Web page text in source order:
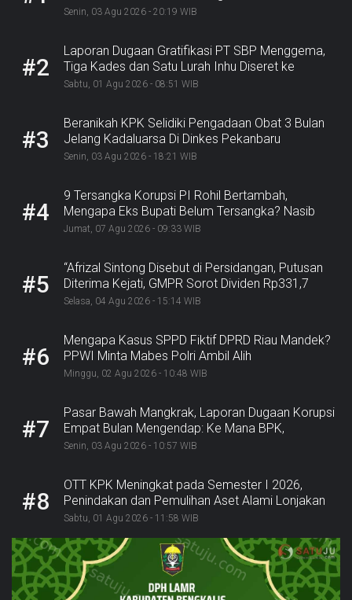
Senin, 03 Agu 2026 - 20:19 WIB
#2
Laporan Dugaan Gratifikasi PT SBP Menggema,
Tiga Kades dan Satu Lurah Inhu Diseret ke
Kejaksaan
Sabtu, 01 Agu 2026 - 08:51 WIB
#3
Beranikah KPK Selidiki Pengadaan Obat 3 Bulan
Jelang Kadaluarsa Di Dinkes Pekanbaru
Senin, 03 Agu 2026 - 18:21 WIB
#4
9 Tersangka Korupsi PI Rohil Bertambah,
Mengapa Eks Bupati Belum Tersangka? Nasib
Rp9,2 Miliar
Jumat, 07 Agu 2026 - 09:33 WIB
#5
“Afrizal Sintong Disebut di Persidangan, Putusan
Diterima Kejati, GMPR Sorot Dividen Rp331,7
Miliar”
Selasa, 04 Agu 2026 - 15:14 WIB
#6
Mengapa Kasus SPPD Fiktif DPRD Riau Mandek?
PPWI Minta Mabes Polri Ambil Alih
Minggu, 02 Agu 2026 - 10:48 WIB
#7
Pasar Bawah Mangkrak, Laporan Dugaan Korupsi
Empat Bulan Mengendap: Ke Mana BPK,
Inspektorat, dan Kejaksaan?
Senin, 03 Agu 2026 - 10:57 WIB
#8
OTT KPK Meningkat pada Semester I 2026,
Penindakan dan Pemulihan Aset Alami Lonjakan
Sabtu, 01 Agu 2026 - 11:58 WIB